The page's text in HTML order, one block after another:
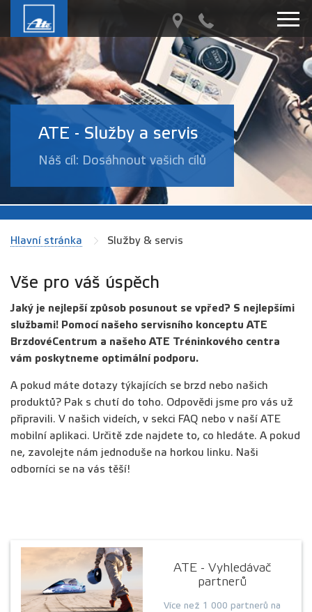
ATE - Služby a servis
Náš cíl: Dosáhnout vašich cílů
Hlavní stránka Služby & servis
Vše pro váš úspěch
Jaký je nejlepší způsob posunout se vpřed? S nejlepšími
službami! Pomocí našeho servisního konceptu ATE
BrzdovéCentrum a našeho ATE Tréninkového centra
vám poskytneme optimální podporu.
A pokud máte dotazy týkajících se brzd nebo našich
produktů? Pak s chutí do toho. Odpovědi jsme pro vás už
připravili. V našich videích, v sekci FAQ nebo v naší ATE
mobilní aplikaci. Určitě zde najdete to, co hledáte. A pokud
ne, zavolejte nám jednoduše na horkou linku. Naši
odborníci se na vás těší!
ATE - Vyhledávač
partnerů
Více než 1 000 partnerů na